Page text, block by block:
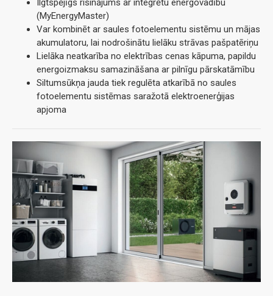
Ilgtspējīgs risinājums ar integrētu energovadību
(MyEnergyMaster)
Var kombinēt ar saules fotoelementu sistēmu un mājas
akumulatoru, lai nodrošinātu lielāku strāvas pašpatēriņu
Lielāka neatkarība no elektrības cenas kāpuma, papildu
energoizmaksu samazināšana ar pilnīgu pārskatāmību
Siltumsūkņa jauda tiek regulēta atkarībā no saules
fotoelementu sistēmas saražotā elektroenerģijas
apjoma